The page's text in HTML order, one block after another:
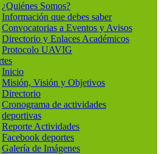
¿Quiénes Somos?
Información que debes saber
Convocatorias a Eventos y Avisos
Directorio y Enlaces Académicos
Protocolo UAVIG
Inicio
Misión, Visión y Objetivos
Directorio
Cronograma de actividades
deportivas
Reporte Actividades
Facebook deportes
Galería de Imágenes